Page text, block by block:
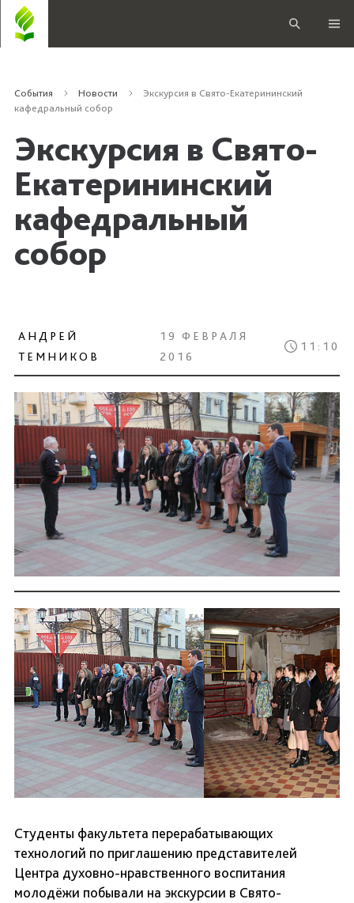
События Новости
Экскурсия в Свято-Екатерининский
кафедральный собор
Экскурсия в Свято-
Екатерининский
кафедральный
собор
АНДРЕЙ
ТЕМНИКОВ
19 ФЕВРАЛЯ
2016
11:10
Студенты факультета перерабатывающих
технологий по приглашению представителей
Центра духовно-нравственного воспитания
молодёжи побывали на экскурсии в Свято-